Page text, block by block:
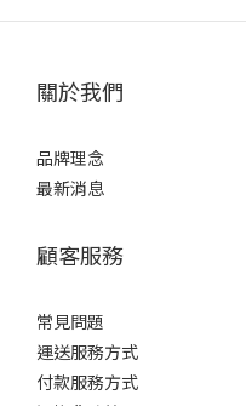
關於我們
品牌理念
最新消息
顧客服務
常見問題
運送服務方式
付款服務方式